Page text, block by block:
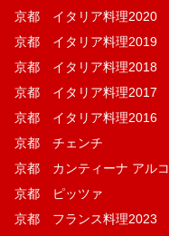
京都 イタリア料理2020
京都 イタリア料理2019
京都 イタリア料理2018
京都 イタリア料理2017
京都 イタリア料理2016
京都 チェンチ
京都 カンティーナ アルコ
京都 ピッツァ
京都 フランス料理2023